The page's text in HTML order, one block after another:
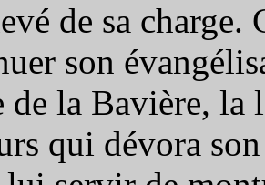
de sa
son
de la Bavière,
qui dévora